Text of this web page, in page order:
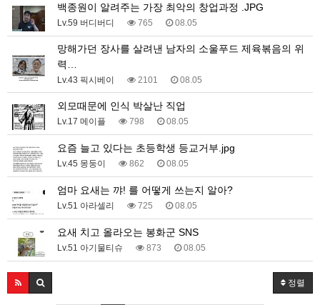
백종원이 알려주는 가장 최악의 창업과정 .JPG
Lv.59 버디버디 765 08.05
망해가던 장사를 살려낸 남자의 소울푸드 제육볶음의 위
력…
Lv.43 픽시베이 2101 08.05
외모때문에 인식 박살난 직업
Lv.17 메이플 798 08.05
요즘 늘고 있다는 초등학생 등교거부.jpg
Lv.45 몽둥이 862 08.05
엄마 요새는 꺄! 를 어떻게 쓰는지 알아?
Lv.51 아라셀리 725 08.05
요새 치고 올라오는 봉화군 SNS
Lv.51 아기물티슈 873 08.05
정렬